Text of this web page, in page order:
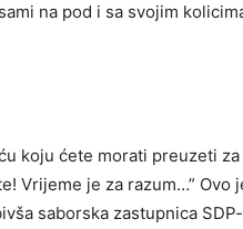
na pod i sa svojim
koju ćete morati preuzeti
Vrijeme je za razum…”
saborska zastupnica